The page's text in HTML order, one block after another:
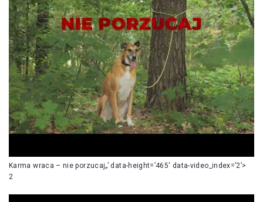
Karma wraca – nie porzucaj„’ data-height=’465′ data-video_index=’2’>
2